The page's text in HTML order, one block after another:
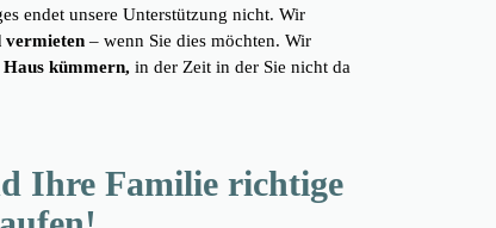
endet unsere Unterstützung nicht. Wir
vermieten – wenn Sie dies möchten. Wir
kümmern, in der Zeit in der Sie nicht da
Ihre Familie richtige